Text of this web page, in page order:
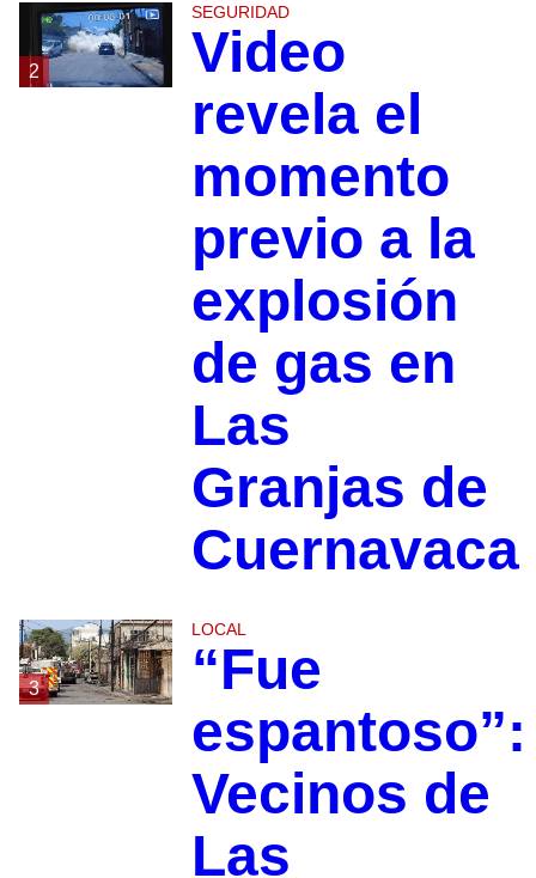
2
SEGURIDAD
Video
revela el
momento
previo a la
explosión
de gas en
Las
Granjas de
Cuernavaca
3
LOCAL
“Fue
espantoso”:
Vecinos de
Las